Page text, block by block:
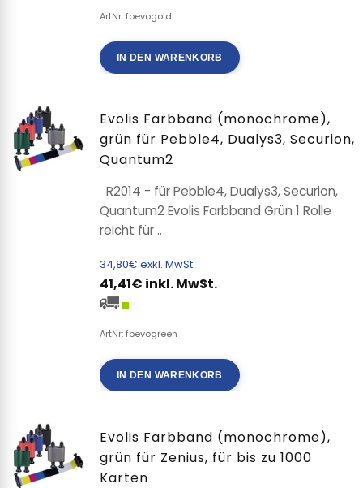
ArtNr: fbevogold
IN DEN WARENKORB
Evolis Farbband (monochrome),
grün für Pebble4, Dualys3, Securion,
Quantum2
R2014 - für Pebble4, Dualys3, Securion,
Quantum2 Evolis Farbband Grün 1 Rolle
reicht für ..
34,80€ exkl. MwSt.
41,41€ inkl. MwSt.
ArtNr: fbevogreen
IN DEN WARENKORB
Evolis Farbband (monochrome),
grün für Zenius, für bis zu 1000
Karten